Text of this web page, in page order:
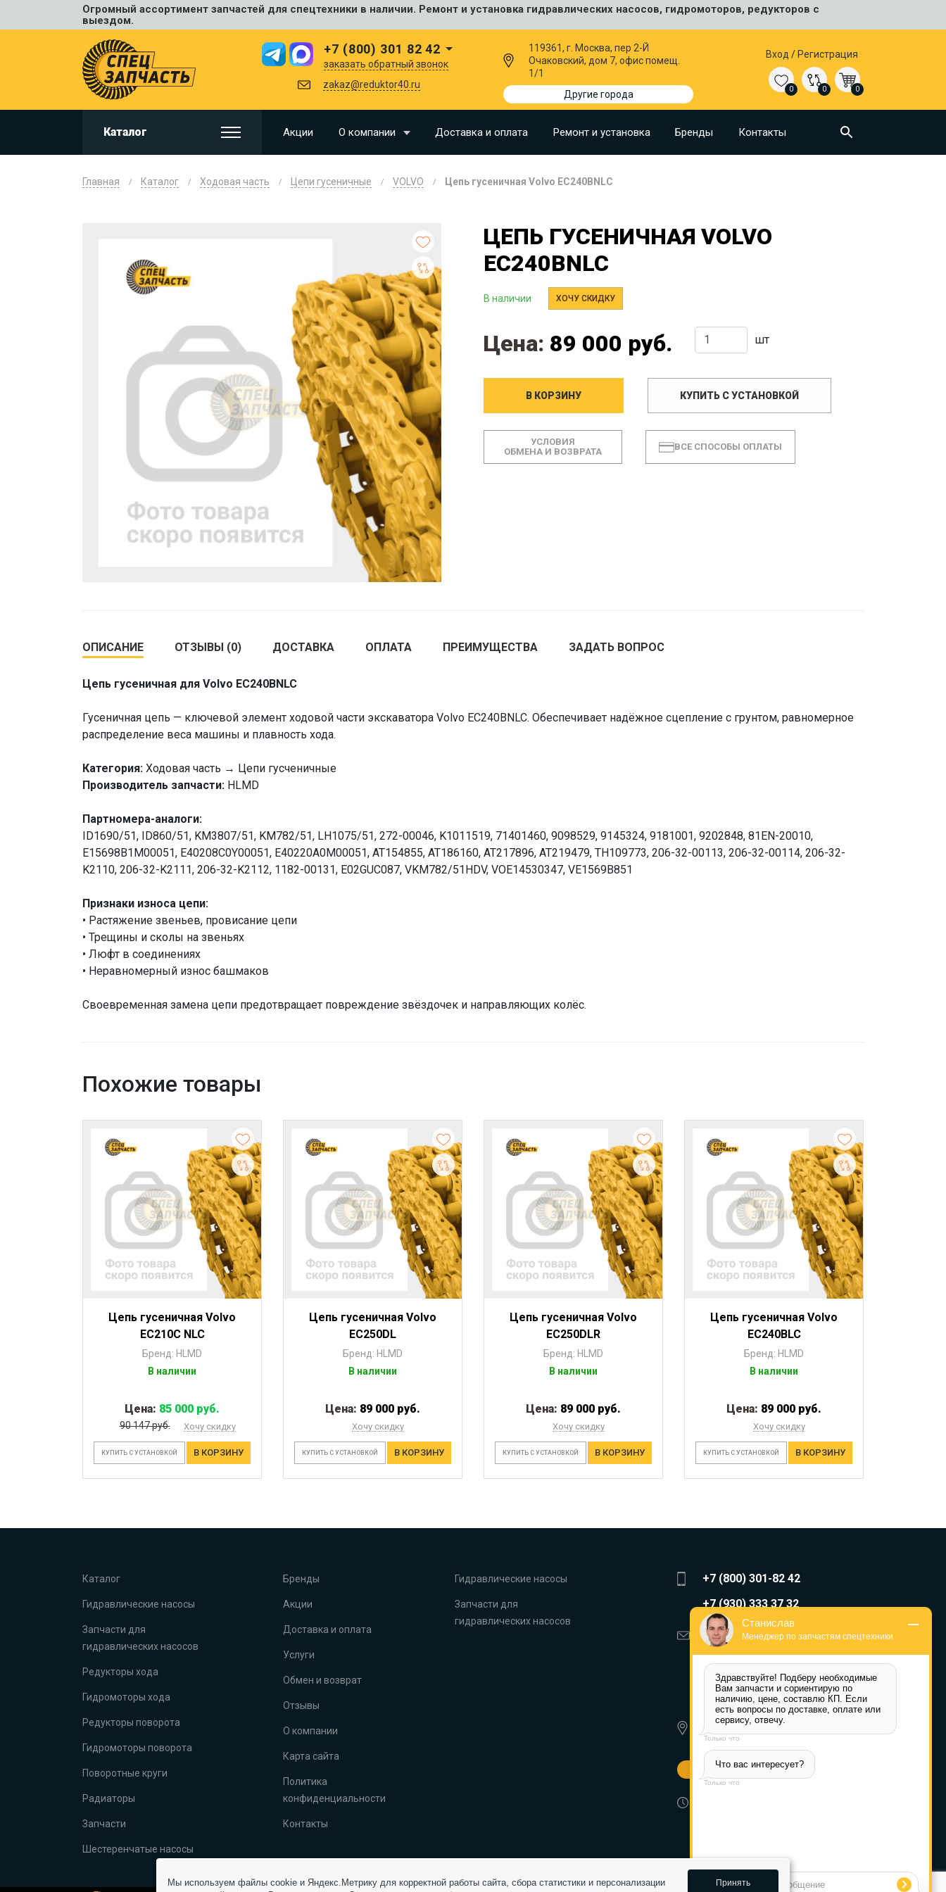
Огромный ассортимент запчастей для спецтехники в наличии. Ремонт и установка гидравлических насосов, гидромоторов, редукторов с
выездом.
+7 (800) 301 82 42
заказать обратный звонок
zakaz@reduktor40.ru
119361, г. Москва, пер 2-Й
Очаковский, дом 7, офис помещ.
1/1
Другие города
Вход / Регистрация
0 0 0
Каталог Акции О компании Доставка и оплата Ремонт и установка Бренды Контакты
Универсальные
HITACHI
CAT
CASE
SUMITOMO
JOHN DEERE
Главная Каталог Ходовая часть Цепи гусеничные VOLVO Цепь гусеничная Volvo EC240BNLC
ЦЕПЬ ГУСЕНИЧНАЯ VOLVO
EC240BNLC
В наличии ХОЧУ СКИДКУ
Цена: 89 000 руб. шт
В КОРЗИНУ КУПИТЬ С УСТАНОВКОЙ
УСЛОВИЯ
ОБМЕНА И ВОЗВРАТА
ВСЕ СПОСОБЫ ОПЛАТЫ
ОПИСАНИЕ ОТЗЫВЫ (0) ДОСТАВКА ОПЛАТА ПРЕИМУЩЕСТВА ЗАДАТЬ ВОПРОС
Цепь гусеничная для Volvo EC240BNLC
Гусеничная цепь — ключевой элемент ходовой части экскаватора Volvo EC240BNLC. Обеспечивает надёжное сцепление с грунтом, равномерное
распределение веса машины и плавность хода.
Категория: Ходовая часть → Цепи гусченичные
Производитель запчасти: HLMD
Партномера-аналоги:
ID1690/51, ID860/51, KM3807/51, KM782/51, LH1075/51, 272-00046, K1011519, 71401460, 9098529, 9145324, 9181001, 9202848, 81EN-20010,
E15698B1M00051, E40208C0Y00051, E40220A0M00051, AT154855, AT186160, AT217896, AT219479, TH109773, 206-32-00113, 206-32-00114, 206-32-
K2110, 206-32-K2111, 206-32-K2112, 1182-00131, E02GUC087, VKM782/51HDV, VOE14530347, VE1569B851
Признаки износа цепи:
• Растяжение звеньев, провисание цепи
• Трещины и сколы на звеньях
• Люфт в соединениях
• Неравномерный износ башмаков
Своевременная замена цепи предотвращает повреждение звёздочек и направляющих колёс.
Похожие товары
Цепь гусеничная Volvo
EC210C NLC
Бренд: HLMD
В наличии
Цена: 85 000 руб.
90 147 руб. Хочу скидку
КУПИТЬ С УСТАНОВКОЙ В КОРЗИНУ
Цепь гусеничная Volvo
EC250DL
Бренд: HLMD
В наличии
Цена: 89 000 руб.
Хочу скидку
КУПИТЬ С УСТАНОВКОЙ В КОРЗИНУ
Цепь гусеничная Volvo
EC250DLR
Бренд: HLMD
В наличии
Цена: 89 000 руб.
Хочу скидку
КУПИТЬ С УСТАНОВКОЙ В КОРЗИНУ
Цепь гусеничная Volvo
EC240BLC
Бренд: HLMD
В наличии
Цена: 89 000 руб.
Хочу скидку
КУПИТЬ С УСТАНОВКОЙ В КОРЗИНУ
Каталог
Гидравлические насосы
Запчасти для
гидравлических насосов
Редукторы хода
Гидромоторы хода
Редукторы поворота
Гидромоторы поворота
Поворотные круги
Радиаторы
Запчасти
Шестеренчатые насосы
Бренды
Акции
Доставка и оплата
Услуги
Обмен и возврат
Отзывы
О компании
Карта сайта
Политика
конфиденциальности
Контакты
Гидравлические насосы
Запчасти для
гидравлических насосов
+7 (800) 301-82 42
+7 (930) 333 37 32
zakaz@reduktor40.ru
reductor-40@mail.ru
reduktora40@mail.ru
119361, г. Москва, пер 2-Й
Очаковский, дом 7, офис помещ.
Другие города
Мы используем файлы cookie и Яндекс.Метрику для корректной работы сайта, сбора статистики и персонализации
Принять
Станислав
Менеджер по запчастям спецтехники
Здравствуйте! Подберу необходимые
Вам запчасти и сориентирую по
наличию, цене, составлю КП. Если
есть вопросы по доставке, оплате или
сервису, отвечу.
Только что
Что вас интересует?
Только что